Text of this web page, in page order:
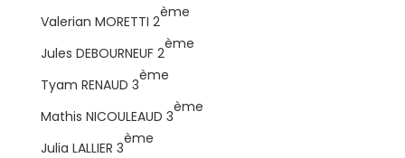
Valerian MORETTI 2
ème
Jules DEBOURNEUF 2
ème
Tyam RENAUD 3
ème
Mathis NICOULEAUD 3
ème
Julia LALLIER 3
ème